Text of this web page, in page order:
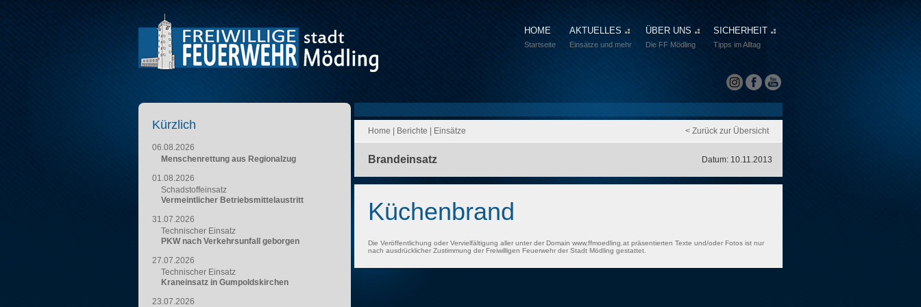
HOME
Startseite
AKTUELLES
Einsätze und mehr
ÜBER UNS
Die FF Mödling
SICHERHEIT
Tipps im Alltag
Home Berichte Einsätze < Zurück zur Übersicht
Brandeinsatz Datum: 10.11.2013
Küchenbrand
Die Veröffentlichung oder Vervielfältigung aller unter der Domain www.ffmoedling.at präsentierten Texte und/oder Fotos ist nur
nach ausdrücklicher Zustimmung der Freiwilligen Feuerwehr der Stadt Mödling gestattet.
Kürzlich
06.08.2026
Menschenrettung aus Regionalzug
01.08.2026
Schadstoffeinsatz
Vermeintlicher Betriebsmittelaustritt
31.07.2026
Technischer Einsatz
PKW nach Verkehrsunfall geborgen
27.07.2026
Technischer Einsatz
Kraneinsatz in Gumpoldskirchen
23.07.2026